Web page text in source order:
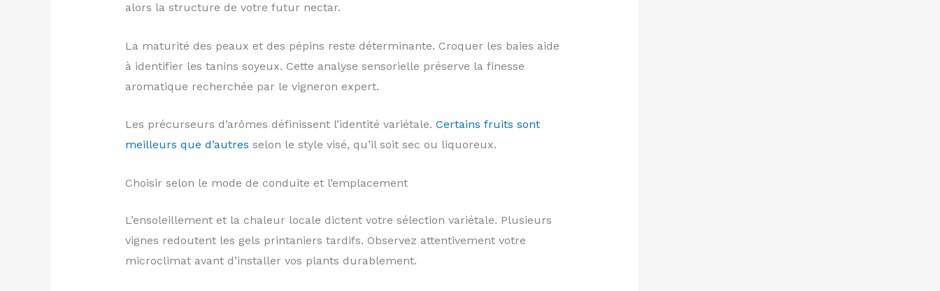
alors la structure de votre futur nectar.
La maturité des peaux et des pépins reste déterminante. Croquer les baies aide
à identifier les tanins soyeux. Cette analyse sensorielle préserve la finesse
aromatique recherchée par le vigneron expert.
Les précurseurs d’arômes définissent l’identité variétale. Certains fruits sont
meilleurs que d’autres selon le style visé, qu’il soit sec ou liquoreux.
Choisir selon le mode de conduite et l’emplacement
L’ensoleillement et la chaleur locale dictent votre sélection variétale. Plusieurs
vignes redoutent les gels printaniers tardifs. Observez attentivement votre
microclimat avant d’installer vos plants durablement.